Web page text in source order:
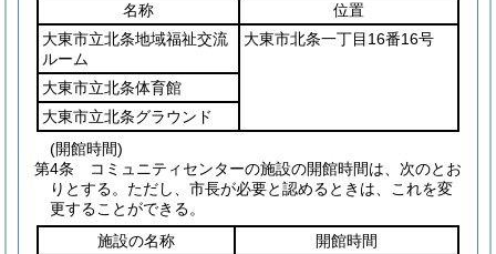
名称
位置
大東市立北条地域福祉交流
ルーム
大東市北条一丁目16番16号
大東市立北条体育館
大東市立北条グラウンド
(開館時間)
第4条
コミュニティセンターの施設の開館時間は、次のとお
りとする。 ただし、市長が必要と認めるときは、これを変
更することができる。
施設の名称
開館時間